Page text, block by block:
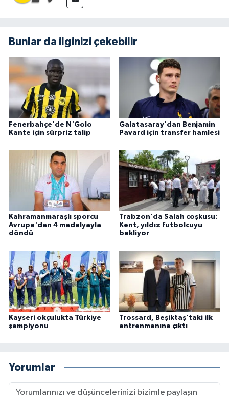
Bunlar da ilginizi çekebilir
Fenerbahçe'de N'Golo
Kante için sürpriz talip
Galatasaray'dan Benjamin
Pavard için transfer hamlesi
Kahramanmaraşlı sporcu
Avrupa'dan 4 madalyayla
döndü
Trabzon'da Salah coşkusu:
Kent, yıldız futbolcuyu
bekliyor
Kayseri okçulukta Türkiye
şampiyonu
Trossard, Beşiktaş'taki ilk
antrenmanına çıktı
Yorumlar